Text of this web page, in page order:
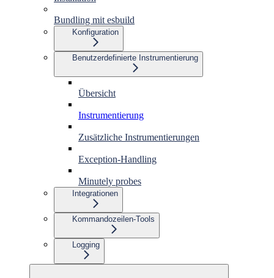
Bundling mit esbuild
Konfiguration
Benutzerdefinierte Instrumentierung
Übersicht
Instrumentierung
Zusätzliche Instrumentierungen
Exception-Handling
Minutely probes
Integrationen
Kommandozeilen-Tools
Logging